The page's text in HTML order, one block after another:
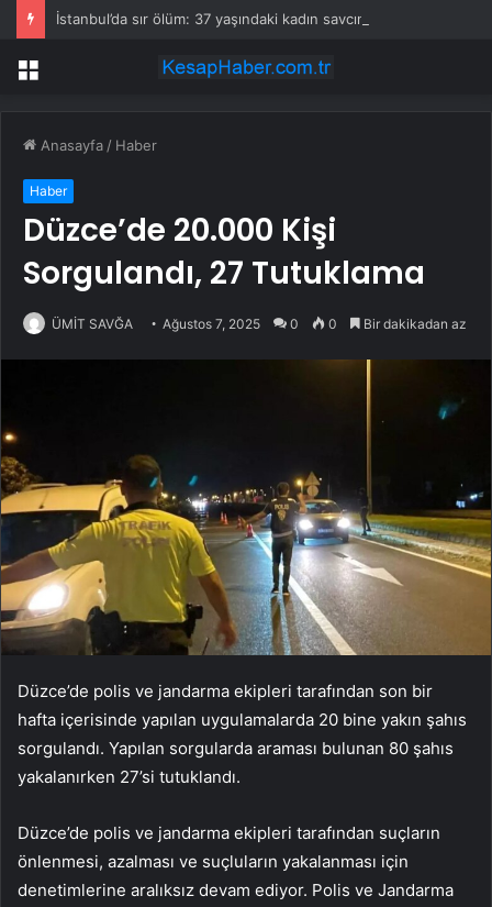
Menü
Anasayfa / Haber
Haber
Düzce’de 20.000 Kişi
Sorgulandı, 27 Tutuklama
ÜMİT SAVĞA Ağustos 7, 2025 0 0 Bir dakikadan az
Düzce’de polis ve jandarma ekipleri tarafından son bir
hafta içerisinde yapılan uygulamalarda 20 bine yakın şahıs
sorgulandı. Yapılan sorgularda araması bulunan 80 şahıs
yakalanırken 27’si tutuklandı.
Düzce’de polis ve jandarma ekipleri tarafından suçların
önlenmesi, azalması ve suçluların yakalanması için
denetimlerine aralıksız devam ediyor. Polis ve Jandarma